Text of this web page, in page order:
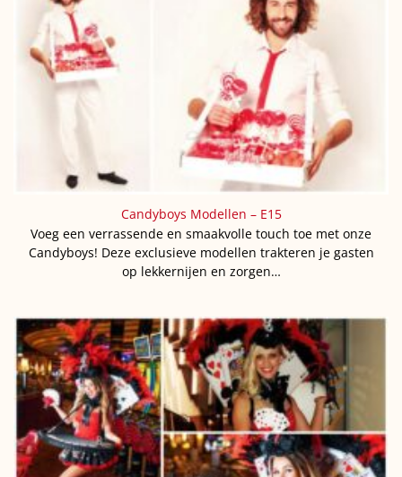
Candyboys Modellen – E15
Voeg een verrassende en smaakvolle touch toe met onze
Candyboys! Deze exclusieve modellen trakteren je gasten
op lekkernijen en zorgen…